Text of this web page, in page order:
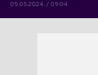
05.05.2024. / 09:04